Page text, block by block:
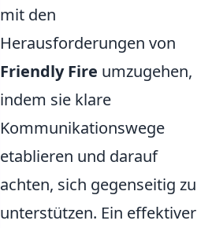
mit den
Herausforderungen von
Friendly Fire umzugehen,
indem sie klare
Kommunikationswege
etablieren und darauf
achten, sich gegenseitig zu
unterstützen. Ein effektiver